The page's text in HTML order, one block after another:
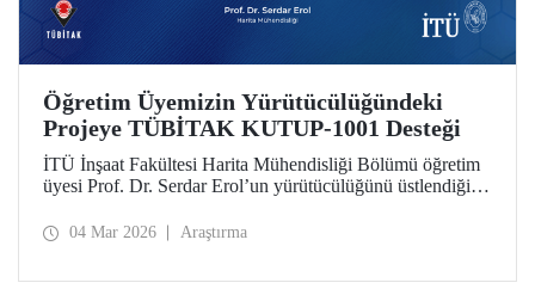
Öğretim Üyemizin Yürütücülüğündeki
Projeye TÜBİTAK KUTUP-1001 Desteği
İTÜ İnşaat Fakültesi Harita Mühendisliği Bölümü öğretim
üyesi Prof. Dr. Serdar Erol’un yürütücülüğünü üstlendiği
kapsamında desteğe değer görüldü.
04 Mar 2026 Araştırma